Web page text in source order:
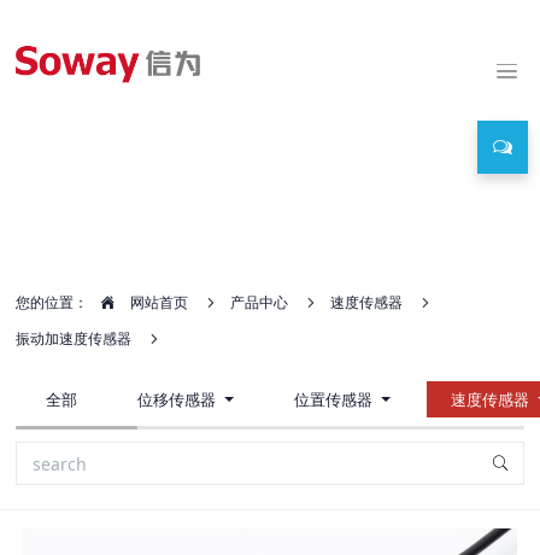
您的位置： 网站首页 产品中心
速度传感器
振动加速度传感器
全部 位移传感器 位置传感器 速度传感器